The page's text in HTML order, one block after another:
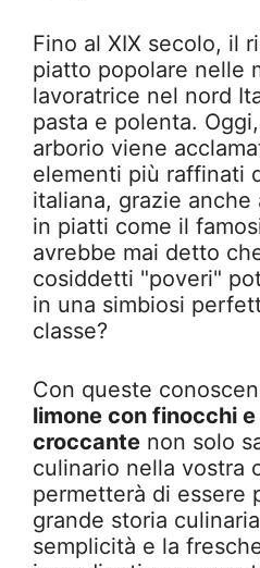
Fino al XIX secolo, il
piatto popolare nelle
lavoratrice nel nord
pasta e polenta.
arborio viene
elementi più raffinati
italiana, grazie anche
in piatti come il
avrebbe mai detto
cosiddetti "poveri"
in una simbiosi
classe?
Con queste
limone con finocchi
croccante non solo
culinario nella vostra
permetterà di essere
grande storia
semplicità e la